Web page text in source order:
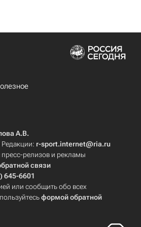
А.В.
r-sport.internet@ria.ru
релизов и рекламы
связи
645-6601
или сообщить обо всех
формой обратной